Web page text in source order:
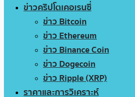
ข่าวคริปโตเคอเรนซี่
ข่าว Bitcoin
ข่าว Ethereum
ข่าว Binance Coin
ข่าว Dogecoin
ข่าว Ripple (XRP)
ราคาและการวิเคราะห์